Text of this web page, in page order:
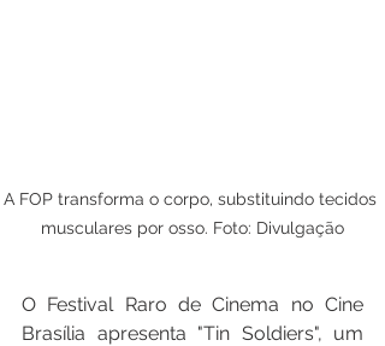
A FOP transforma o corpo, substituindo tecidos
musculares por osso. Foto: Divulgação
O Festival Raro de Cinema no Cine
Brasília apresenta "Tin Soldiers", um